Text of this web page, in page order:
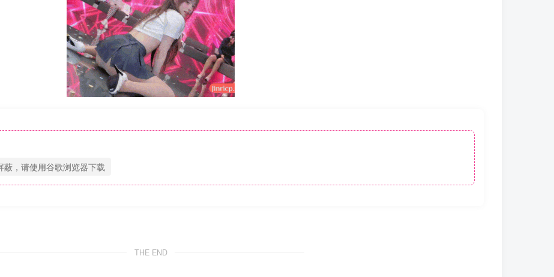
蔽，请使用谷歌浏览器下载
THE END